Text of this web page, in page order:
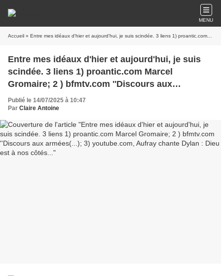
MENU
Accueil » Entre mes idéaux d'hier et aujourd'hui, je suis scindée. 3 liens 1) proantic.com Marcel Gromaire; 2 ) bfmtv.com ''Discours aux armées(...); 3) youtube.com, Aufray chante Dylan : Dieu est à nos côtés...
Entre mes idéaux d'hier et aujourd'hui, je suis
scindée. 3 liens 1) proantic.com Marcel
Gromaire; 2 ) bfmtv.com ''Discours aux
armées(...); 3) youtube.com, Aufray chante
Dylan : Dieu est à nos côtés...
Publié le 14/07/2025 à 10:47
Par Claire Antoine